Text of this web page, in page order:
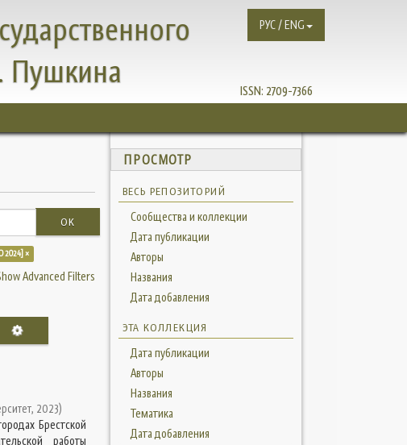
Пушкина
ISSN: 2709-7366
РУС / ENG
OK
2024] ×
Advanced Filters
, 2023)
Брестской
работы
ПРОСМОТР
ВЕСЬ РЕПОЗИТОРИЙ
Сообщества и коллекции
Дата публикации
Авторы
Названия
Дата добавления
ЭТА КОЛЛЕКЦИЯ
Дата публикации
Авторы
Названия
Тематика
Дата добавления